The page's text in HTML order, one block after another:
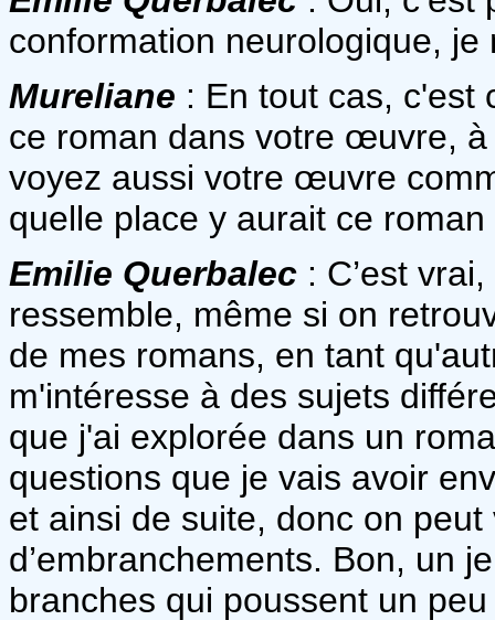
conformation neurologique, je
Mureliane : En tout cas, c'est
ce roman dans votre œuvre,
voyez aussi votre œuvre
quelle place y aurait ce roman
Emilie Querbalec : C’est
ressemble, même si on
de mes romans, en tant
m'intéresse à des sujets
que j'ai explorée dans un
questions que je vais avoir
et ainsi de suite, donc on
d’embranchements. Bon, un
branches qui poussent un